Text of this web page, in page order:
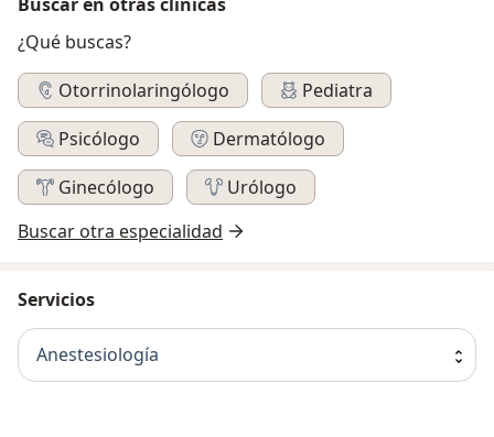
¿Qué buscas?
Otorrinolaringólogo
Pediatra
Psicólogo
Dermatólogo
Ginecólogo
Urólogo
Buscar otra especialidad
Servicios
Anestesiología